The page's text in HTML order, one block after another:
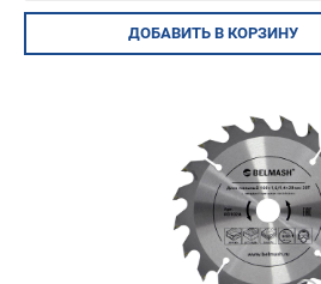
Авторизуйтесь
ДОБАВИТЬ В КОРЗИНУ